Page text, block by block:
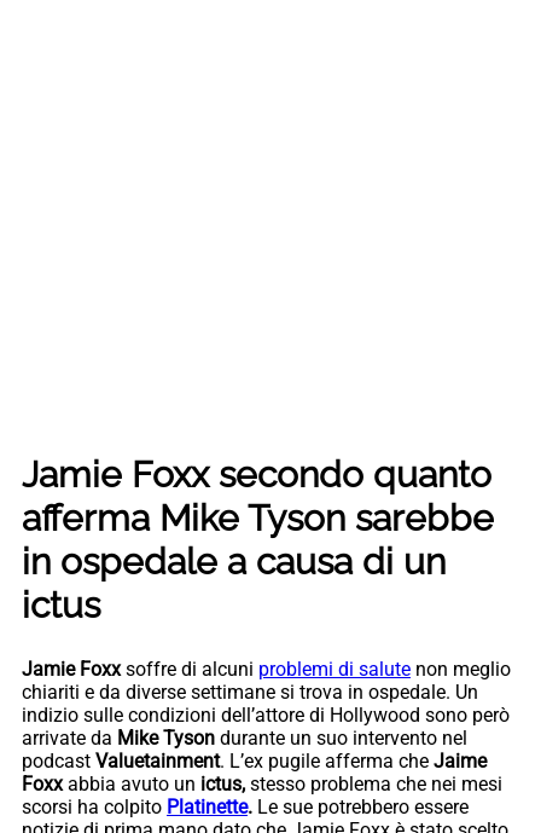
Jamie Foxx secondo quanto
afferma Mike Tyson sarebbe
in ospedale a causa di un
ictus
Jamie Foxxsoffre di alcuni problemi di salute non meglio
chiariti e da diverse settimane si trova in ospedale. Un
indizio sulle condizioni dell’attore di Hollywood sono però
arrivate da Mike Tyson durante un suo intervento nel
podcast Valuetainment. L’ex pugile afferma che Jaime
Foxxabbia avuto un ictus, stesso problema che nei mesi
scorsi ha colpito Platinette. Le sue potrebbero essere